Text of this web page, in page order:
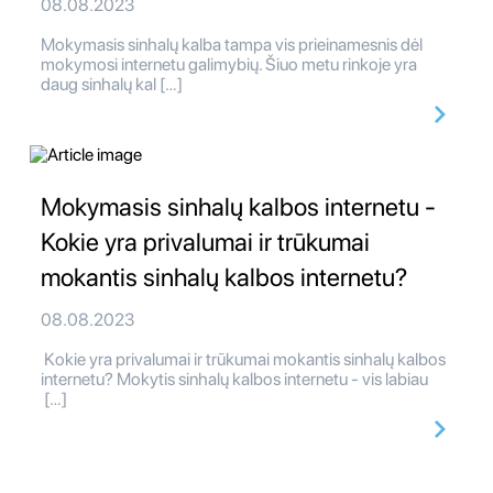
08.08.2023
Mokymasis sinhalų kalba tampa vis prieinamesnis dėl
mokymosi internetu galimybių. Šiuo metu rinkoje yra
daug sinhalų kal […]
Mokymasis sinhalų kalbos internetu -
Kokie yra privalumai ir trūkumai
mokantis sinhalų kalbos internetu?
08.08.2023
Kokie yra privalumai ir trūkumai mokantis sinhalų kalbos
internetu? Mokytis sinhalų kalbos internetu - vis labiau
[…]